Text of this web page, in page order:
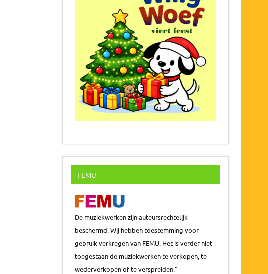
FEMU
De muziekwerken zijn auteursrechtelijk
beschermd. Wij hebben toestemming voor
gebruik verkregen van FEMU. Het is verder niet
toegestaan de muziekwerken te verkopen, te
wederverkopen of te verspreiden."